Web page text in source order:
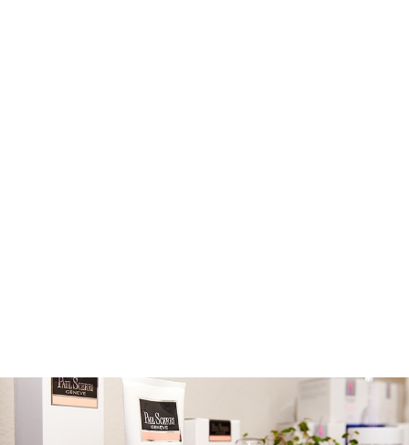
メニューを詳しく見る >